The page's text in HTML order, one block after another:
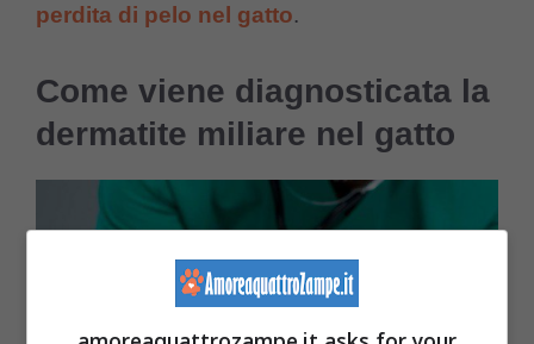
perdita di pelo nel gatto.
Come viene diagnosticata la
dermatite miliare nel gatto